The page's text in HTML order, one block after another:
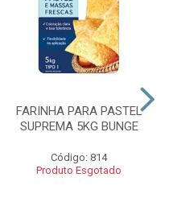
FARINHA PARA PASTEL
SUPREMA 5KG BUNGE
Código: 814
Produto Esgotado